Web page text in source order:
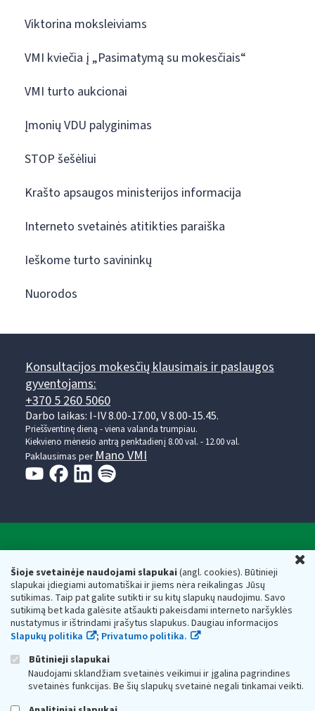
Šioje svetainėje naudojami slapukai(angl. cookies). Būtinieji
slapukai įdiegiami automatiškai ir jiems nėra reikalingas Jūsų
sutikimas. Taip pat galite sutikti ir su kitų slapukų naudojimu. Savo
sutikimą bet kada galėsite atšaukti pakeisdami interneto naršyklės
nustatymus ir ištrindami įrašytus slapukus. Daugiau informacijos
Slapukų politika
; Privatumo politika.
Būtinieji slapukai
Naudojami sklandžiam svetainės veikimui ir įgalina pagrindines
svetainės funkcijas. Be šių slapukų svetainė negali tinkamai veikti.
Viktorina moksleiviams
VMI kviečia į „Pasimatymą su mokesčiais“
VMI turto aukcionai
Įmonių VDU palyginimas
STOP šešėliui
Krašto apsaugos ministerijos informacija
Interneto svetainės atitikties paraiška
Ieškome turto savininkų
Nuorodos
Konsultacijos mokesčių klausimais ir paslaugos
gyventojams:
+370 5 260 5060
Darbo laikas: I-IV 8.00-17.00, V 8.00-15.45.
Prieššventinę dieną - viena valanda trumpiau.
Kiekvieno mėnesio antrą penktadienį 8.00 val. - 12.00 val.
Paklausimas per Mano VMI
Respublikos finansų ministerijos
Biudžetinė įstaiga. Juridinio asmens kodas — 188659752,
adresas: Vasario 16-osios g. 14, 01107 Vilnius, Lietuva, el.paštas:
vmi@vmi.lt, E. pristatymo dėžutės adresas 188659752
Duomenys apie Valstybinę mokesčių inspekciją prie Lietuvos
Respublikos finansų ministerijos kaupiami ir saugomi Juridinių